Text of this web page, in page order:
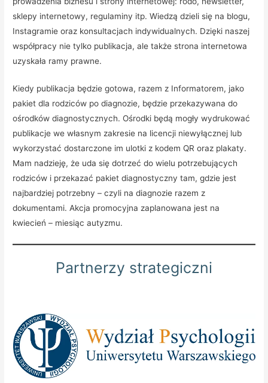
sklepy internetowy, regulaminy itp. Wiedzą dzieli się na blogu,
Instagramie oraz konsultacjach indywidualnych. Dzięki naszej
współpracy nie tylko publikacja, ale także strona internetowa
uzyskała ramy prawne.
Kiedy publikacja będzie gotowa, razem z Informatorem, jako
pakiet dla rodziców po diagnozie, będzie przekazywana do
ośrodków diagnostycznych. Ośrodki będą mogły wydrukować
publikacje we własnym zakresie na licencji niewyłącznej lub
wykorzystać dostarczone im ulotki z kodem QR oraz plakaty.
Mam nadzieję, że uda się dotrzeć do wielu potrzebujących
rodziców i przekazać pakiet diagnostyczny tam, gdzie jest
najbardziej potrzebny – czyli na diagnozie razem z
dokumentami. Akcja promocyjna zaplanowana jest na
kwiecień – miesiąc autyzmu.
Partnerzy strategiczni